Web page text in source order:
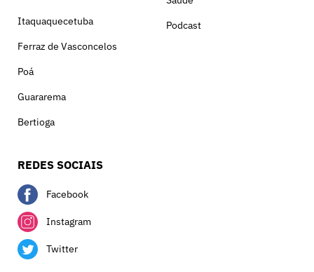
Itaquaquecetuba
Ferraz de Vasconcelos
Poá
Guararema
Bertioga
Podcast
REDES SOCIAIS
Facebook
Instagram
Twitter